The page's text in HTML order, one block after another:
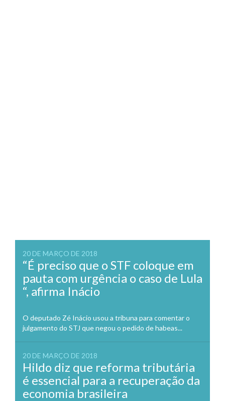
20 DE MARÇO DE 2018
“É preciso que o STF coloque em
pauta com urgência o caso de Lula
“, afirma Inácio
O deputado Zé Inácio usou a tribuna para comentar o
julgamento do STJ que negou o pedido de habeas...
20 DE MARÇO DE 2018
Hildo diz que reforma tributária
é essencial para a recuperação da
economia brasileira